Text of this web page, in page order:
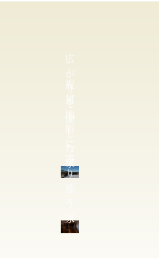
広
が
り
を
愉
し
複
雑
地
形
り
家